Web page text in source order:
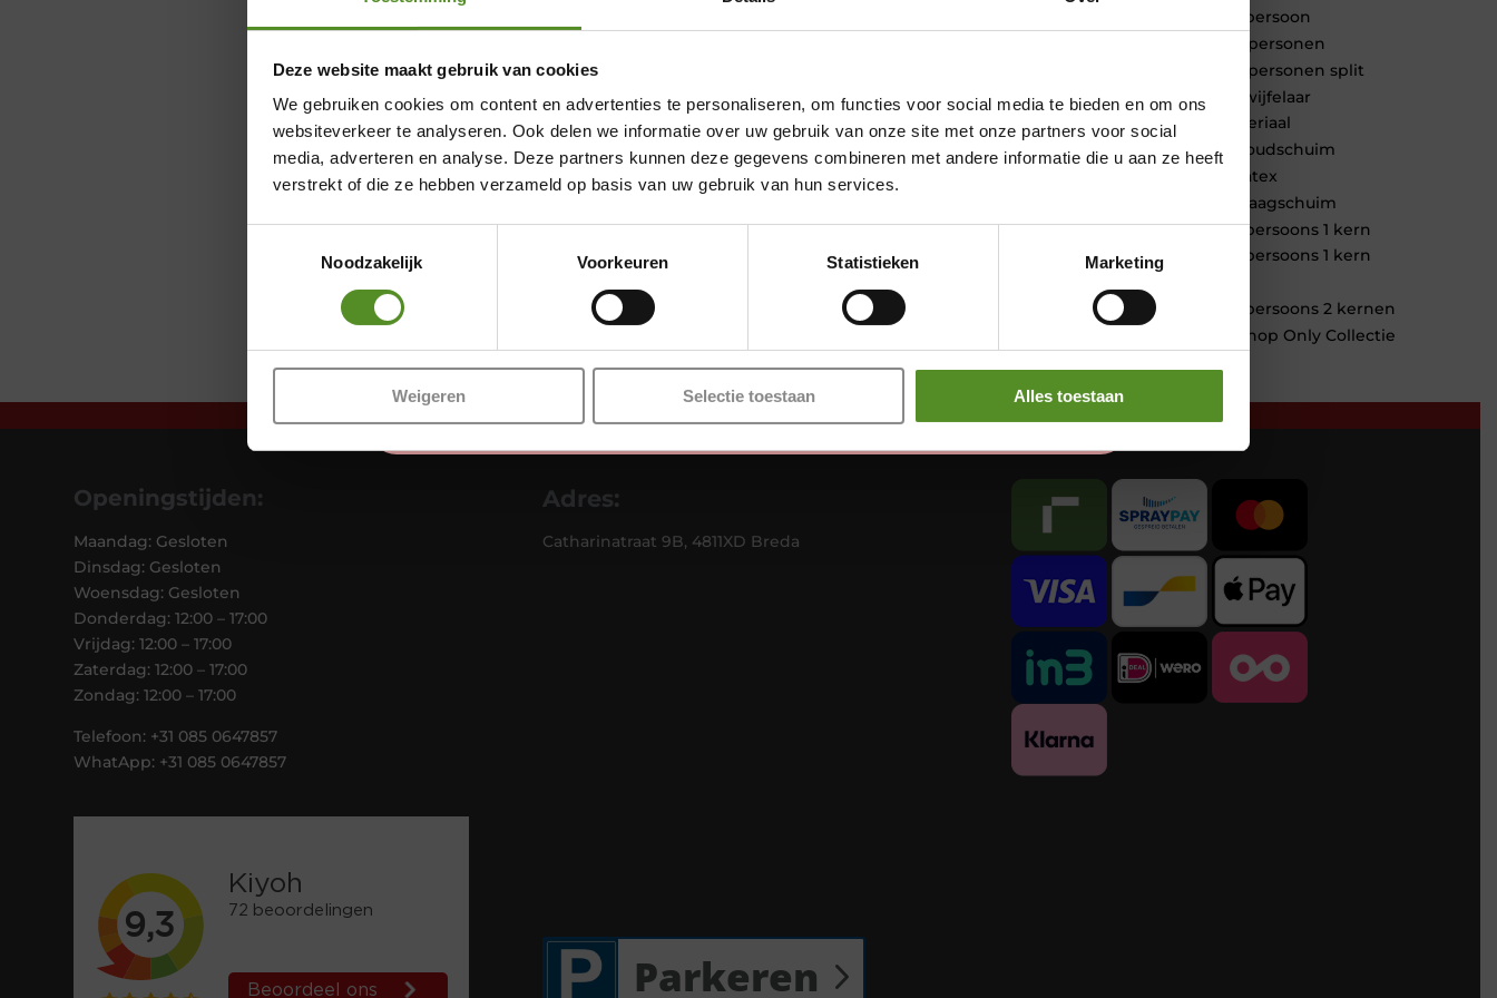
Deze website maakt gebruik van cookies
We gebruiken cookies om content en advertenties te personaliseren, om functies voor social media te bieden en om ons
websiteverkeer te analyseren. Ook delen we informatie over uw gebruik van onze site met onze partners voor social
media, adverteren en analyse. Deze partners kunnen deze gegevens combineren met andere informatie die u aan ze heeft
verstrekt of die ze hebben verzameld op basis van uw gebruik van hun services.
Noodzakelijk
Voorkeuren Statistieken Marketing
Weigeren Selectie toestaan Alles toestaan
1 persoon
2 personen
2 personen split
Twijfelaar
Materiaal
Koudschuim
Latex
Traagschuim
Tweepersoons 1 kern
Tweepersoons 1 kern
Tweepersoons 2 kernen
Webshop Only Collectie
Openingstijden:
Maandag: Gesloten
Dinsdag: Gesloten
Woensdag: Gesloten
Donderdag: 12:00 – 17:00
Vrijdag: 12:00 – 17:00
Zaterdag: 12:00 – 17:00
Zondag: 12:00 – 17:00
Telefoon: +31 085 0647857
WhatApp: +31 085 0647857
Adres:
Catharinatraat 9B, 4811XD Breda
Parkeren
Showroom Breda
Donderdag 12:00 – 17:00
Vrijdag 12:00 – 17:00
Zaterdag 12:00 – 17:00
Zondag 12:00 – 17:00